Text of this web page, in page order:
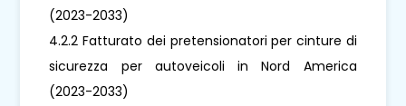
(2023-2033)
4.2.2 Fatturato dei pretensionatori per cinture di
sicurezza per autoveicoli in Nord America
(2023-2033)